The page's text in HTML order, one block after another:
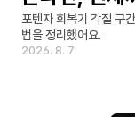
포텐자 회복기 각질 구
법을 정리했어요.
2026. 8. 7.